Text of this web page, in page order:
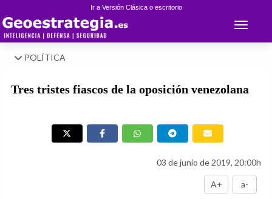
Ir a Versión Clásica o escritorio
Toggle
POLÍTICA
Tres tristes fiascos de la oposición venezolana
03 de junio de 2019, 20:00h
A+ a-